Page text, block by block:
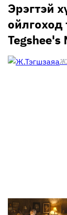
Эрэгтэй
ойлгоход
Tegshee's